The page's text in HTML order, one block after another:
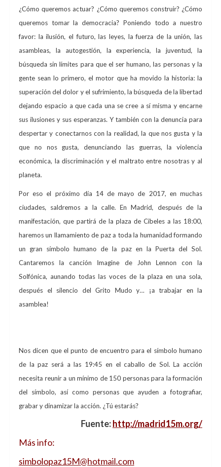
¿Cómo queremos actuar? ¿Cómo queremos construir? ¿Cómo
queremos tomar la democracia? Poniendo todo a nuestro
favor: la ilusión, el futuro, las leyes, la fuerza de la unión, las
asambleas, la autogestión, la experiencia, la juventud, la
búsqueda sin límites para que el ser humano, las personas y la
gente sean lo primero, el motor que ha movido la historia: la
superación del dolor y el sufrimiento, la búsqueda de la libertad
dejando espacio a que cada una se cree a sí misma y encarne
sus ilusiones y sus esperanzas. Y también con la denuncia para
despertar y conectarnos con la realidad, la que nos gusta y la
que no nos gusta, denunciando las guerras, la violencia
económica, la discriminación y el maltrato entre nosotras y al
planeta.
Por eso el próximo día 14 de mayo de 2017, en muchas
ciudades, saldremos a la calle. En Madrid, después de la
manifestación, que partirá de la plaza de Cibeles a las 18:00,
haremos un llamamiento de paz a toda la humanidad formando
un gran símbolo humano de la paz en la Puerta del Sol.
Cantaremos la canción Imagine de John Lennon con la
Solfónica, aunando todas las voces de la plaza en una sola,
después el silencio del Grito Mudo y… ¡a trabajar en la
asamblea!
Nos dicen que el punto de encuentro para el símbolo humano
de la paz será a las 19:45 en el caballo de Sol. La acción
necesita reunir a un mínimo de 150 personas para la formación
del símbolo, así como personas que ayuden a fotografiar,
grabar y dinamizar la acción. ¿Tú estarás?
Fuente:http://madrid15m.org/
Más info:
simbolopaz15M@hotmail.com